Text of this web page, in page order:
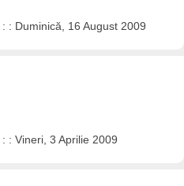
: : Duminică, 16 August 2009
: : Vineri, 3 Aprilie 2009